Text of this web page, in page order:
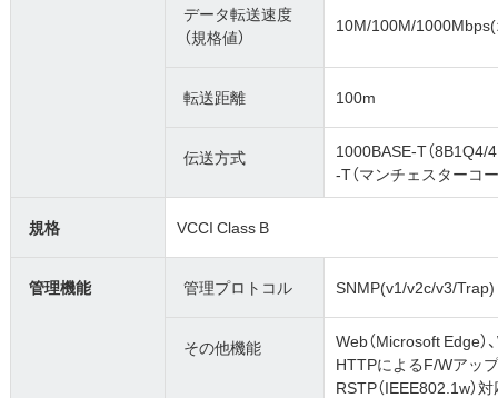
データ転送速度
（規格値）
10M/100M/
転送距離 100m
伝送方式
1000BASE-T（8B1Q4/
-T（マンチェスターコ
規格 VCCI Class B
管理機能 管理プロトコル SNMP(v1/v2c/v3/Trap)
その他機能
Web（Microsoft Edge）
HTTPによるF/Wアッ
RSTP（IEEE802.1w）